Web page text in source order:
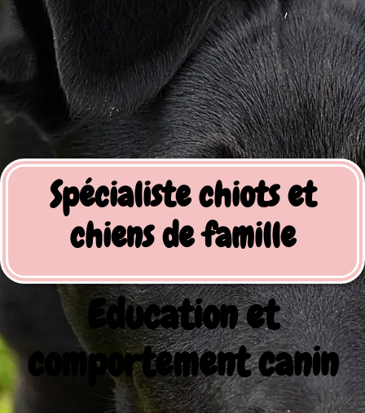
Spécialiste chiots et
chiens de famille
Education et
comportement canin